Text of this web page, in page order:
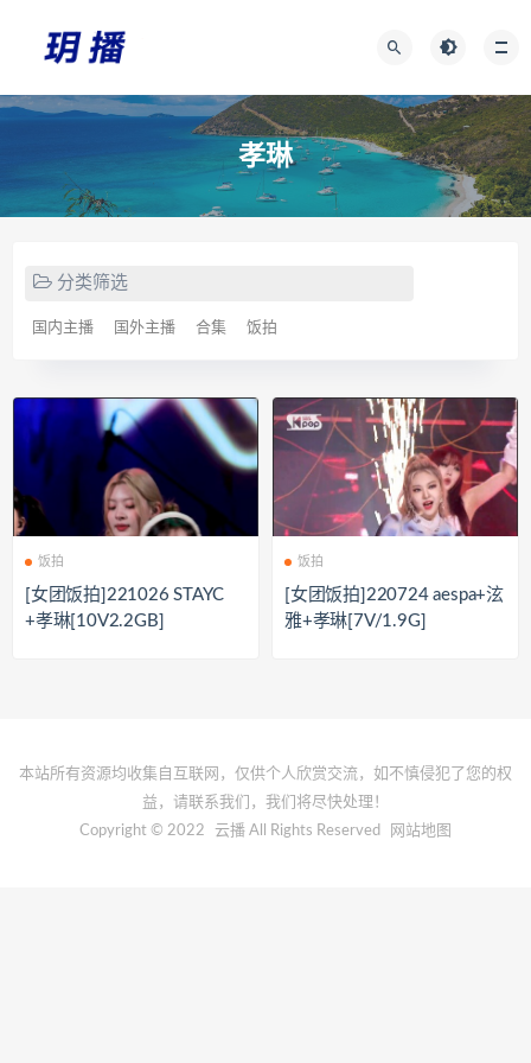
孝琳
分类筛选
国内主播 国外主播 合集 饭拍
饭拍
[女团饭拍]221026 STAYC
+孝琳[10V2.2GB]
饭拍
[女团饭拍]220724 aespa+泫
雅+孝琳[7V/1.9G]
本站所有资源均收集自互联网，仅供个人欣赏交流，如不慎侵犯了您的权
益，请联系我们，我们将尽快处理！
Copyright © 2022
云播 All Rights Reserved 网站地图